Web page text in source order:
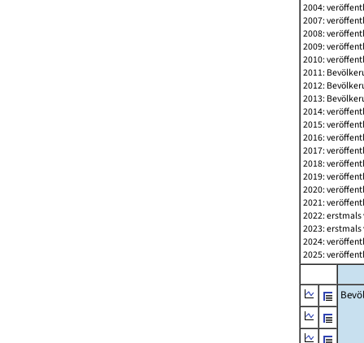
2004:
2007:
2008:
2009:
2010:
2011:
2012:
2013:
2014:
2015:
2016:
2017:
2018:
2019:
2020:
2021:
2022:
2023:
2024:
2025: